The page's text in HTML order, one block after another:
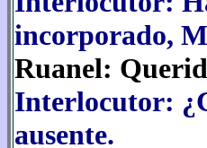
incorporado,
Ruanel:
Interlocutor:
ausente.